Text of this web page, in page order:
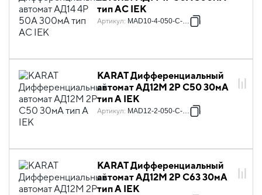
тип AC IEK
Артикул: MAD10-4-050-C-300
KARAT Дифференциальный
автомат АД12M 2P C50 30мА
тип A IEK
Артикул: MAD12-2-050-C-030
KARAT Дифференциальный
автомат АД12M 2P C63 30мА
тип A IEK